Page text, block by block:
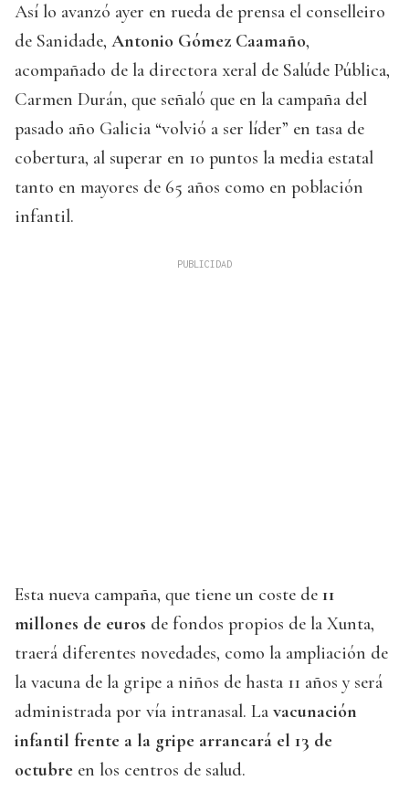
Así lo avanzó ayer en rueda de prensa el conselleiro
de Sanidade, Antonio Gómez Caamaño,
acompañado de la directora xeral de Salúde Pública,
Carmen Durán, que señaló que en la campaña del
pasado año Galicia “volvió a ser líder” en tasa de
cobertura, al superar en 10 puntos la media estatal
tanto en mayores de 65 años como en población
infantil.
Esta nueva campaña, que tiene un coste de 11
millones de euros de fondos propios de la Xunta,
traerá diferentes novedades, como la ampliación de
la vacuna de la gripe a niños de hasta 11 años y será
administrada por vía intranasal. La vacunación
infantil frente a la gripe arrancará el 13 de
octubre en los centros de salud.